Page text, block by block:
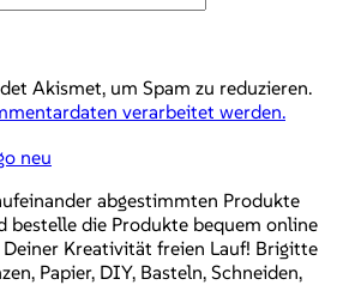
Akismet, um Spam zu reduzieren.
verarbeitet werden.
abgestimmten Produkte
bestelle die Produkte bequem online
Kreativität freien Lauf! Brigitte
Papier, DIY, Basteln, Schneiden,